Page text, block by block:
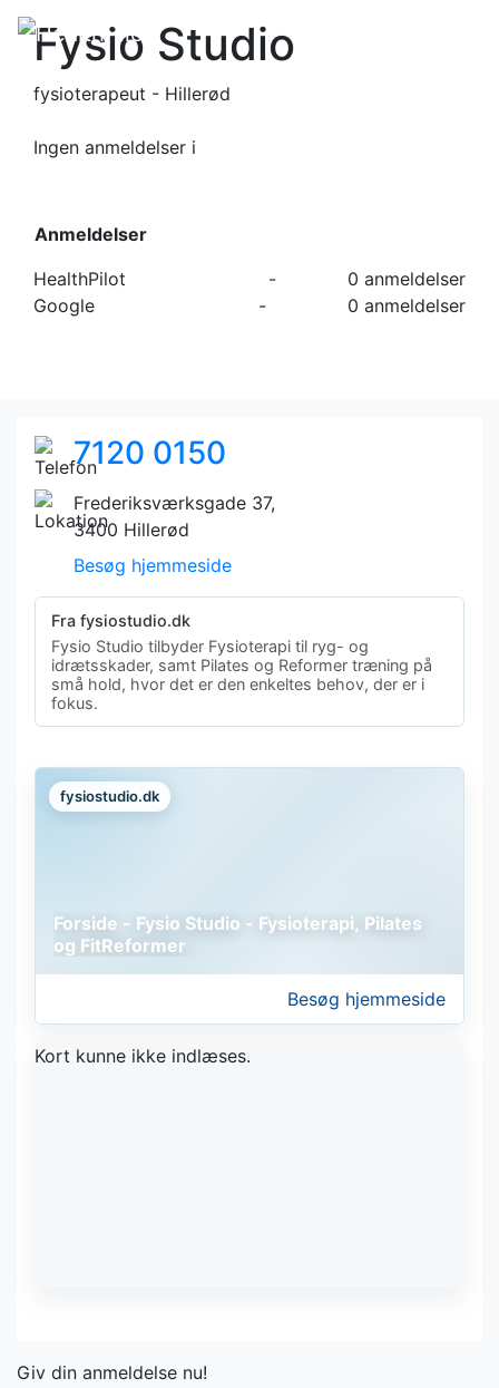
Fysio Studio
fysioterapeut - Hillerød
Ingen anmeldelser i
Anmeldelser
HealthPilot
-
0 anmeldelser
Google
- 0 anmeldelser
7120 0150
Frederiksværksgade 37,
3400 Hillerød
Besøg hjemmeside
Fra fysiostudio.dk
Fysio Studio tilbyder Fysioterapi til ryg- og
idrætsskader, samt Pilates og Reformer træning på
små hold, hvor det er den enkeltes behov, der er i
fokus.
fysiostudio.dk
Forside - Fysio Studio - Fysioterapi, Pilates
og FitReformer
Besøg hjemmeside
Kort kunne ikke indlæses.
Giv din anmeldelse nu!